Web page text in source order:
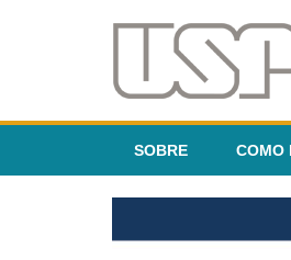
SOBRE COMO